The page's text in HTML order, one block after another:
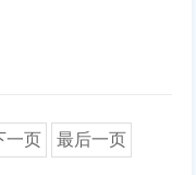
一页 最后一页